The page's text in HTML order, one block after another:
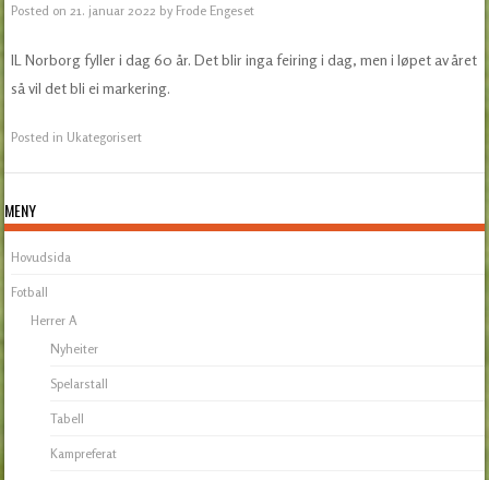
Posted on 21. januar 2022 by Frode Engeset
IL Norborg fyller i dag 60 år. Det blir inga feiring i dag, men i løpet av året
så vil det bli ei markering.
Posted in Ukategorisert
MENY
Hovudsida
Fotball
Herrer A
Nyheiter
Spelarstall
Tabell
Kampreferat